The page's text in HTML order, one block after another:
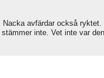
avfärdar också ryktet.
inte. Vet inte var